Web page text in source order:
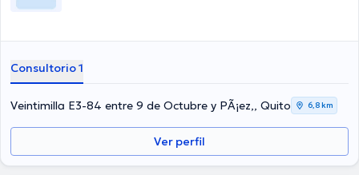
Consultorio 1
Veintimilla E3-84 entre 9 de Octubre y PÃ¡ez,, Quito 6,8 km
Ver perfil